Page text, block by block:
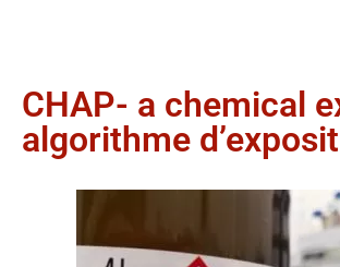
CHAP- a chemical
algorithme